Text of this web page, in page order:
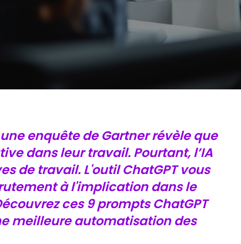
enquête de Gartner révèle que
dans leur travail. Pourtant, l’IA
de travail. L'outil ChatGPT vous
à l'implication dans le
ces 9 prompts ChatGPT
meilleure automatisation des